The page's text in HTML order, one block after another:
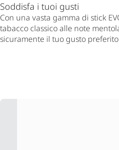
Soddisfa i tuoi gusti
Con una vasta gamma di stick
tabacco classico alle note
sicuramente il tuo gusto